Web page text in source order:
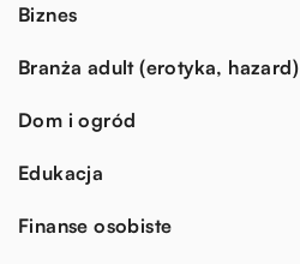
Biznes
Branża adult (erotyka, hazard)
Dom i ogród
Edukacja
Finanse osobiste